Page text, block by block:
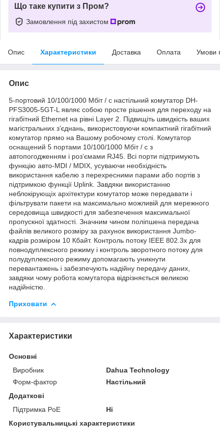
Що таке купити з Пром?
Замовлення під захистом
Опис Характеристики Доставка Оплата Умови
Опис
5-портовий 10/100/1000 Мбіт / с настільний комутатор DH-
PFS3005-5GT-L являє собою просте рішення для переходу на
гігабітний Ethernet на рівні Layer 2. Підвищіть швидкість ваших
магістральних з’єднань, використовуючи компактний гігабітний
комутатор прямо на Вашому робочому столі. Комутатор
оснащений 5 портами 10/100/1000 Мбіт / с з
автопогодженням і роз’ємами RJ45. Всі порти підтримують
функцію авто-MDI / MDIX, усуваючи необхідність
використання кабелю з перехресними парами або портів з
підтримкою функції Uplink. Завдяки використанню
неблокірующіх архітектури комутатор може передавати і
фільтрувати пакети на максимально можливій для мережного
середовища швидкості для забезпечення максимальної
пропускної здатності. Значним чином поліпшена передача
файлів великого розміру за рахунок використання Jumbo-
кадрів розміром 10 Кбайт. Контроль потоку IEEE 802.3x для
повнодуплексного режиму і контроль зворотного потоку для
полудуплексного режиму допомагають уникнути
перевантажень і забезпечують надійну передачу даних,
завдяки чому робота комутатора відрізняється великою
надійністю.
Приховати
Характеристики
Основні
Виробник
Dahua Technology
Форм-фактор
Настільний
Додаткові
Підтримка PoE
Ні
Користувальницькі характеристики